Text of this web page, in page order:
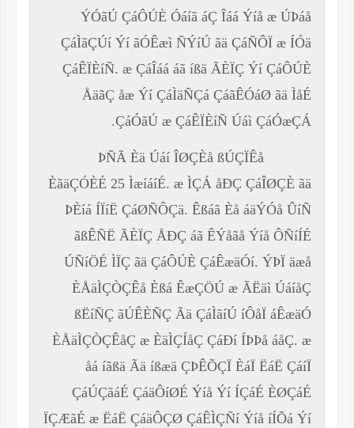
ÝÓãÚ ÇáÔÚÈ Óáíã áÇ Îáá Ýíå æ ÚÞáå
ÇáÌãÇÚí Ýí ãÓÊæì ÑÝíÚ ãä ÇáÑÔÏ æ ÍÓä
ÇáÊÏÈíÑ. æ ÇáÎáá áã íßä ÃÈÏÇ Ýí ÇáÔÚÈ
ÅäãÇ åæ Ýí ÇáÌäÑÇá ÇáãÊÓáØ ãä ÌåÉ
ÇáÓãÚ æ ÇáÊÏÈíÑ Úáì ÇáÓæÇÁ.
ÞÑÃ Èä Úáí ÎØÇÈå ßÚÇÏÊå
ÈãäÇÓÈÉ 25 ÌæíáíÉ. æ ÌÇÁ åÐÇ ÇáÎØÇÈ ãä
ÞÈíá ÍÏíË ÇáØÑÔÇä. Êßáã Èå áäÝÓå ÛíÑ
ãßÊÑË ÃÈÏÇ ÅÐÇ áã ÊÝåãå Ýíå ÔÑíÍÉ
ÚÑíÖÉ ÌÏÇ ãä ÇáÔÚÈ ÇáÊæäÓí. ÝÞÏ äæå
ÈÅäÌÇÒÇÊå Èßá ÊæÇÖÚ æ ÃËäì ÚáíåÇ
ßËíÑÇ ãÚÊÈÑÇ Ãä ÇáÌãíÚ íÔåÏ áÊæäÓ
ÈÅäÌÇÒÇÊåÇ æ ÈäÌÇÍåÇ ÇáÐí ÍÞÞå áåÇ. æ
åá íãßä Ãä íßæä ÇÞÊÕÇÏ ÈáÏ ËáË ÇáíÏ
ÇáÚÇãáÉ ÇáäÔíØÉ Ýíå Ýí ÍÇáÉ ÈØÇáÉ
ÏÇÆãÉ æ ËáË ÇáäÔÇØ ÇáÊÌÇÑí Ýíå íÍÕá Ýí